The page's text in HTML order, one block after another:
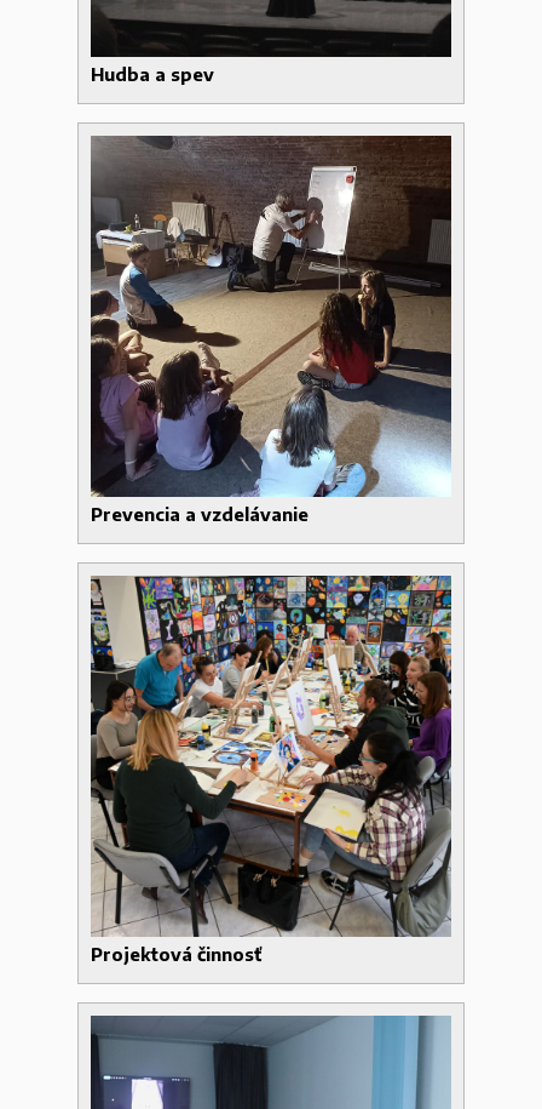
Hudba a spev
Prevencia a vzdelávanie
Projektová činnosť